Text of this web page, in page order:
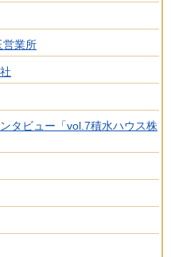
営業所
タビュー「vol.7積水ハウス株